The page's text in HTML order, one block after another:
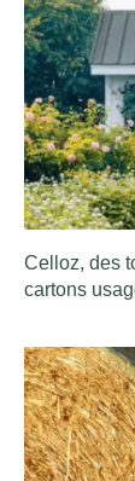
Celloz, des
cartons